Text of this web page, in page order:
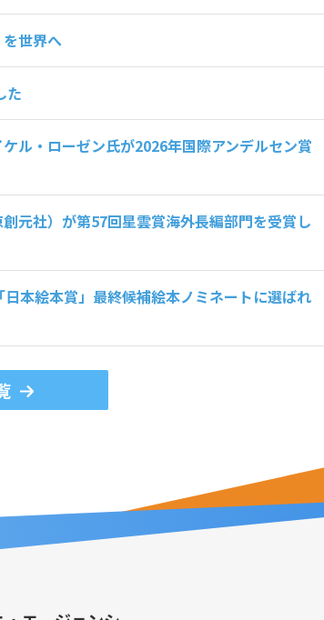
世界へ
た
ル・ローゼン氏が2026年国際アンデルセン賞
元社）が第57回星雲賞海外長編部門を受賞し
本絵本賞」最終候補絵本ノミネートに選ばれ